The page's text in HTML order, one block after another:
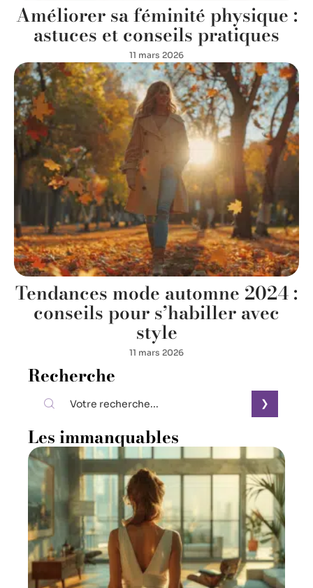
Améliorer sa féminité physique :
astuces et conseils pratiques
11 mars 2026
Tendances mode automne 2024 :
conseils pour s’habiller avec
style
11 mars 2026
Recherche
Les immanquables